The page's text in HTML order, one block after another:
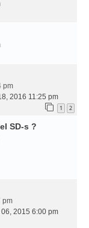
pm
2016 11:25 pm
1 2
SD-s ?
pm
06, 2015 6:00 pm